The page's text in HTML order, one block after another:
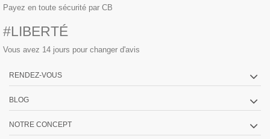
Payez en toute sécurité par CB
#LIBERTÉ
Vous avez 14 jours pour changer d'avis
RENDEZ-VOUS
BLOG
NOTRE CONCEPT